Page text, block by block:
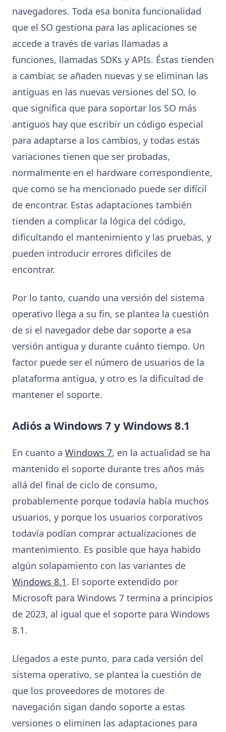
navegadores. Toda esa bonita funcionalidad
que el SO gestiona para las aplicaciones se
accede a través de varias llamadas a
funciones, llamadas SDKs y APIs. Éstas tienden
a cambiar, se añaden nuevas y se eliminan las
antiguas en las nuevas versiones del SO, lo
que significa que para soportar los SO más
antiguos hay que escribir un código especial
para adaptarse a los cambios, y todas estas
variaciones tienen que ser probadas,
normalmente en el hardware correspondiente,
que como se ha mencionado puede ser difícil
de encontrar. Estas adaptaciones también
tienden a complicar la lógica del código,
dificultando el mantenimiento y las pruebas, y
pueden introducir errores difíciles de
encontrar.
Por lo tanto, cuando una versión del sistema
operativo llega a su fin, se plantea la cuestión
de si el navegador debe dar soporte a esa
versión antigua y durante cuánto tiempo. Un
factor puede ser el número de usuarios de la
plataforma antigua, y otro es la dificultad de
mantener el soporte.
Adiós a Windows 7 y Windows 8.1
En cuanto a Windows 7, en la actualidad se ha
mantenido el soporte durante tres años más
allá del final de ciclo de consumo,
probablemente porque todavía había muchos
usuarios, y porque los usuarios corporativos
todavía podían comprar actualizaciones de
mantenimiento. Es posible que haya habido
algún solapamiento con las variantes de
Windows 8.1. El soporte extendido por
Microsoft para Windows 7 termina a principios
de 2023, al igual que el soporte para Windows
8.1.
Llegados a este punto, para cada versión del
sistema operativo, se plantea la cuestión de
que los proveedores de motores de
navegación sigan dando soporte a estas
versiones o eliminen las adaptaciones para